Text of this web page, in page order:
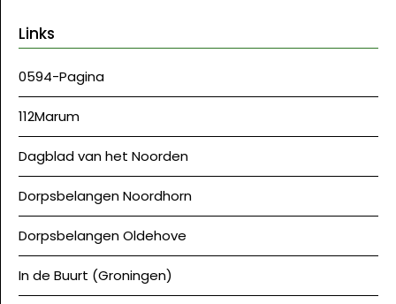
Links
0594-Pagina
112Marum
Dagblad van het Noorden
Dorpsbelangen Noordhorn
Dorpsbelangen Oldehove
In de Buurt (Groningen)